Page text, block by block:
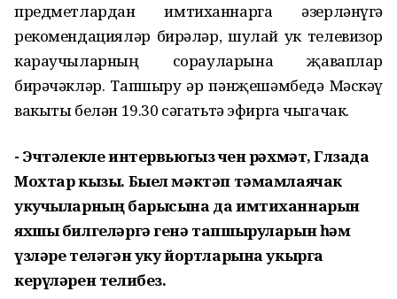
предметлардан имтиханнарга әзерләнүгә
рекомендацияләр бирәләр, шулай ук телевизор
караучыларның сорауларына җаваплар
бирәчәкләр. Тапшыру һәр пәнҗешәмбедә Мәскәү
вакыты белән 19.30 сәгатьтә эфирга чыгачак.
- Эчтәлекле интервьюгыз өчен рәхмәт, Гөлзада
Мохтар кызы. Быел мәктәп тәмамлаячак
укучыларның барысына да имтиханнарын
яхшы билгеләргә генә тапшыруларын һәм
үзләре теләгән уку йортларына укырга
керүләрен телибез.